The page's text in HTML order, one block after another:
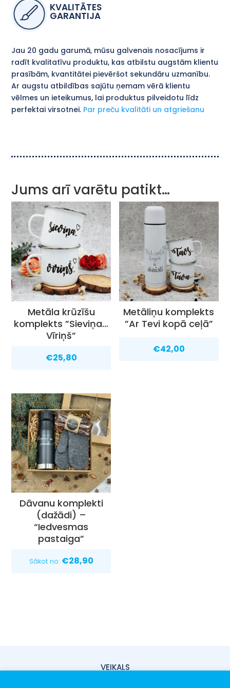
KVALITĀTES
GARANTIJA
Jau 20 gadu garumā, mūsu galvenais nosacījums ir
radīt kvalitatīvu produktu, kas atbilstu augstām klientu
prasībām, kvantitātei pievēršot sekundāru uzmanību.
Ar augstu atbildības sajūtu ņemam vērā klientu
vēlmes un ieteikumus, lai produktus pilveidotu līdz
perfektai virsotnei. Par preču kvalitāti un atgriešanu
Jums arī varētu patikt…
Metāla krūzīšu
komplekts ”Sieviņa…
Vīriņš”
€25,80
Metāliņu komplekts
”Ar Tevi kopā ceļā”
€42,00
Dāvanu komplekti
(dažādi) –
“Iedvesmas
pastaiga”
Sākot no: €28,90
VEIKALS